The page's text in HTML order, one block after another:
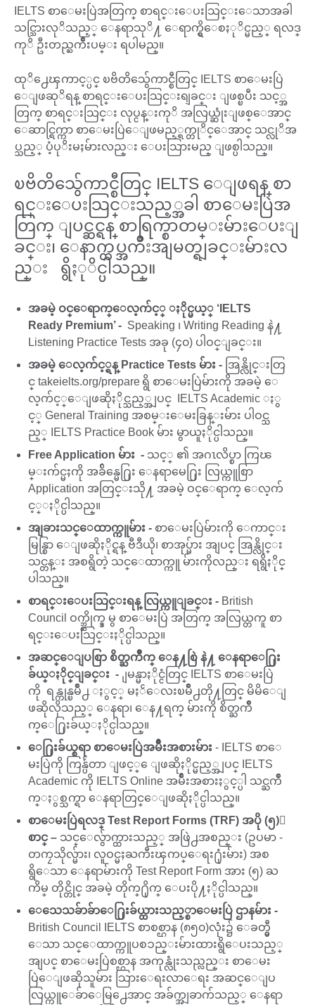
IELTS စာေမးပြဲအတြက္ စာရင္းေပးသြင္းေသာအခါ
သင္သြားလုိသည့္ ေနရာသုိ႔ ေရာက္ရွိေစႏုိင္မည့္ ရလဒ္
ကုိ ဦးတည္ႀကိဳးပမ္း ရပါမည္။
ထုိ႕ေၾကာင့္ပင္ ၿဗိတိသွ်ေကာင္စီတြင္ IELTS စာေမးပြဲ
ေျဖဆုိရန္ စာရင္းေပးသြင္းရျခင္း ျဖစ္ၿပီး သင့္အ
တြက္ စာရင္းသြင္း လုပ္ငန္းကုိ အလြယ္ဆုံးျဖစ္ေအာင္
ေဆာင္ရြက္ကာ စာေမးပြဲေျဖမည့္ရက္တုိင္ေအာင္ သင္လုိအ
ပ္သည့္ ပံ့ပုိးမႈမ်ားလည္း ေပးသြားမည္ ျဖစ္ပါသည္။
ၿဗိတိသွ်ေကာင္စီတြင္ IELTS ေျဖရန္ စာ
ရင္းေပးသြင္းသည့္အခါ စာေမးပြဲအ
တြက္ ျပင္ဆင္ရန္ စာရြက္စာတမ္းမ်ားေပးျ
ခင္း၊ ေနာက္ထပ္အက်ိဳးအျမတ္ရျခင္းမ်ားလ
ည္း ရွိႏုိင္ပါသည္။
အခမဲ့ ဝင္ေရာက္ေလ့က်င့္ ႏိုင္မယ့္ ‘IELTS
Ready Premium’ - Speaking ၊ Writing Reading နဲ႔
Listening Practice Tests အခု (၄၀) ပါဝင္ျခင္း။
အခမဲ့ ေလ့က်င့္ရန္ Practice Tests မ်ား - အြန္လိုင္းတြ
င္ takeielts.org/prepare ရွိ စာေမးပြဲမ်ားကို အခမဲ့ ေ
လ့က်င့္ေျဖဆိုႏိုင္သည့္အျပင္ IELTS Academic ႏွ
င့္ General Training အစမ္းေမးခြန္းမ်ား ပါဝင္သ
ည့္ IELTS Practice Book မ်ား မွာယူႏိုင္ပါသည္။
Free Application မ်ား - သင့္ ၏ အဂၤလိပ္စာ ကြၽ
မ္းက်င္မႈကို အခ်ိန္မေ႐ြး ေနရာမေ႐ြး လြယ္ကူစြာ
Application အတြင္းသို႔ အခမဲ့ ဝင္ေရာက္ ေလ့က်
င့္ႏိုင္ပါသည္။
အျခားသင္ေထာက္ကူမ်ား - စာေမးပြဲမ်ားကို ေကာင္း
မြန္စြာ ေျဖဆိုႏိုင္ရန္ ဗီဒီယို၊ စာအုပ္မ်ား အျပင္ အြန္လိုင္း
သင္တန္း အစရွိတဲ့ သင္ေထာက္ကူ မ်ားကိုလည္း ရရွိႏိုင္
ပါသည္။
စာရင္းေပးသြင္းရန္ လြယ္ကူျခင္း - British
Council ဝက္ဘ္ဆိုက္ဒ္ မွ စာေမးပြဲ အတြက္ အလြယ္တကူ စာ
ရင္းေပးသြင္းႏိုင္ပါသည္။
အဆင္ေျပစြာ စိတ္ႀကိဳက္ ေန႔စြဲ နဲ႔ ေနရာေ႐ြး
ခ်ယ္ႏိုင္ျခင္း - ျမန္မာႏိုင္ငံတြင္ IELTS စာေမးပြဲ
ကို ရန္ကုန္ၿမိဳ႕ ႏွင့္ မႏၲေလးၿမိဳ႕တို႔တြင္ မိမိေျ
ဖဆိုလိုသည့္ ေနရာ၊ ေန႔ရက္ မ်ားကို စိတ္ႀကိဳ
က္ေ႐ြးခ်ယ္ႏိုင္ပါသည္။
ေ႐ြးခ်ယ္စရာ စာေမးပြဲအမ်ိဳးအစားမ်ား - IELTS စာေ
မးပြဲကို ကြန္ပ်ဴတာ ျဖင့္ ေျဖဆိုႏိုင္မည့္အျပင္ IELTS
Academic ကို IELTS Online အမ်ိဳးအစားႏွင့္ပါ သင္ႀကိဳ
က္ႏွစ္သက္ရာ ေနရာတြင္ေျဖဆိုႏိုင္ပါသည္။
စာေမးပြဲရလဒ္ Test Report Forms (TRF) အပို (၅)ေ
စာင္ – သင္ေလွ်ာက္ထားသည့္ အဖြဲ႕အစည္း (ဥပမာ -
တကၠသိုလ္မ်ား၊ လူဝင္မႈႀကီးၾကပ္ေရး႐ုံးမ်ား) အစ
ရွိေသာ ေနရာမ်ားကို Test Report Form အား (၅) ႀ
ကိမ္ တိုင္တိုင္ အခမဲ့ တိုက္႐ိုက္ ေပးပို႔ႏိုင္ပါသည္။
ေသေသခ်ာခ်ာေ႐ြးခ်ယ္ထားသည့္စာေမးပြဲ ဌာနမ်ား -
British Council IELTS စာစစ္ဌာန (၈၅၀)လုံး၌ ေခတ္မွီ
ေသာ သင္ေထာက္ကူပစၥည္းမ်ားထားရွိေပးသည့္
အျပင္ စာေမးပြဲစစ္ဌာန အကုန္လုံးသည္လည္း စာေမး
ပြဲေျဖဆိုသူမ်ား သြားေရးလာေရး အဆင္ေျပ
လြယ္ကူေခ်ာေမြ႕ေအာင္ အခ်က္အျခာက်သည့္ ေနရာ